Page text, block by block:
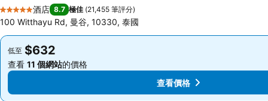
5 星級
酒店 8.7 極佳 (21,455 筆評分)
100 Witthayu Rd, 曼谷, 10330, 泰國
低至 $632
查看 11 個網站的價格
低至 $632
查看 11 個網站的價格
查看價格